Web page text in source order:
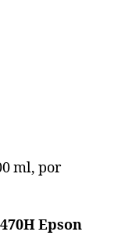
ml, por
Epson